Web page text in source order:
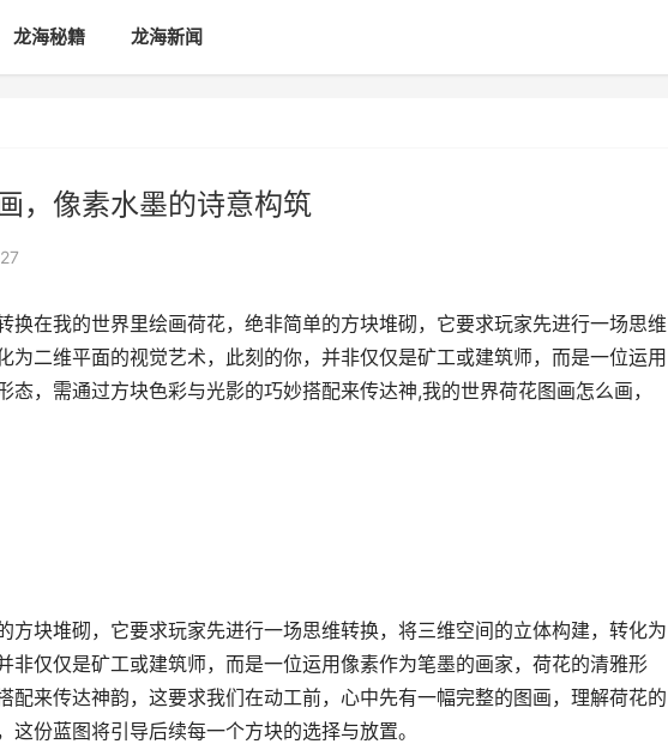
龙海秘籍 龙海新闻
，像素水墨的诗意构筑
换在我的世界里绘画荷花，绝非简单的方块堆砌，它要求玩家先进行一场思维
为二维平面的视觉艺术，此刻的你，并非仅仅是矿工或建筑师，而是一位运用
，需通过方块色彩与光影的巧妙搭配来传达神,我的世界荷花图画怎么画，
方块堆砌，它要求玩家先进行一场思维转换，将三维空间的立体构建，转化为
非仅仅是矿工或建筑师，而是一位运用像素作为笔墨的画家，荷花的清雅形
配来传达神韵，这要求我们在动工前，心中先有一幅完整的图画，理解荷花的
份蓝图将引导后续每一个方块的选择与放置。